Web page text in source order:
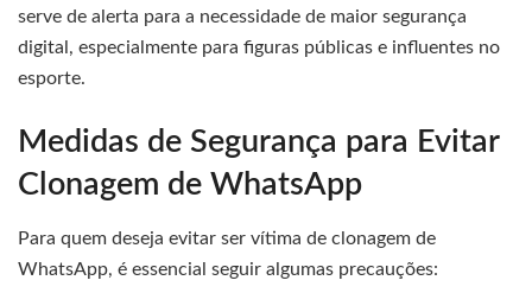
serve de alerta para a necessidade de maior segurança
digital, especialmente para figuras públicas e influentes no
esporte.
Medidas de Segurança para Evitar
Clonagem de WhatsApp
Para quem deseja evitar ser vítima de clonagem de
WhatsApp, é essencial seguir algumas precauções: